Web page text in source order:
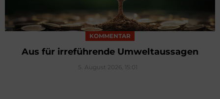
KOMMENTAR
Aus für irreführende Umweltaussagen
5. August 2026, 15:01